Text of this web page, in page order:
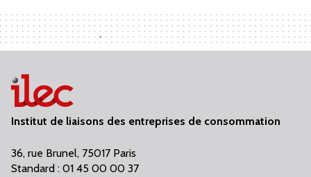
Institut de liaisons des entreprises de consommation
36, rue Brunel, 75017 Paris
Standard : 01 45 00 00 37